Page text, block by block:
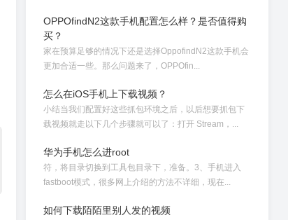
OPPOfindN2这款手机配置怎么样？是否值得购
买？
家在预算足够的情况下还是选择OppofindN2这款手机会
更加合适一些。那么问题来了，OPPOfin...
怎么在iOS手机上下载视频？
小结当我们配置好这些抓包环境之后，以后想要抓包下
载视频就走以下几个步骤就可以了：打开 Stream，...
华为手机怎么进root
符，将目录切换到工具包目录下，准备。3、手机进入
fastboot模式，很多网上介绍的方法不详细，现在...
如何下载陌陌里别人发的视频